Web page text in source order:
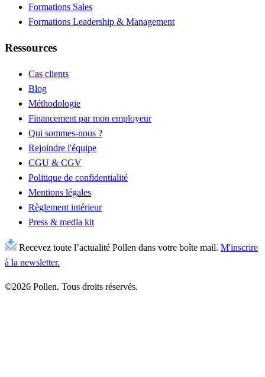
Formations Sales
Formations Leadership & Management
Ressources
Cas clients
Blog
Méthodologie
Financement par mon employeur
Qui sommes-nous ?
Rejoindre l'équipe
CGU & CGV
Politique de confidentialité
Mentions légales
Règlement intérieur
Press & media kit
Recevez toute l’actualité Pollen dans votre boîte mail. M'inscrire
à la newsletter.
©2026 Pollen. Tous droits réservés.